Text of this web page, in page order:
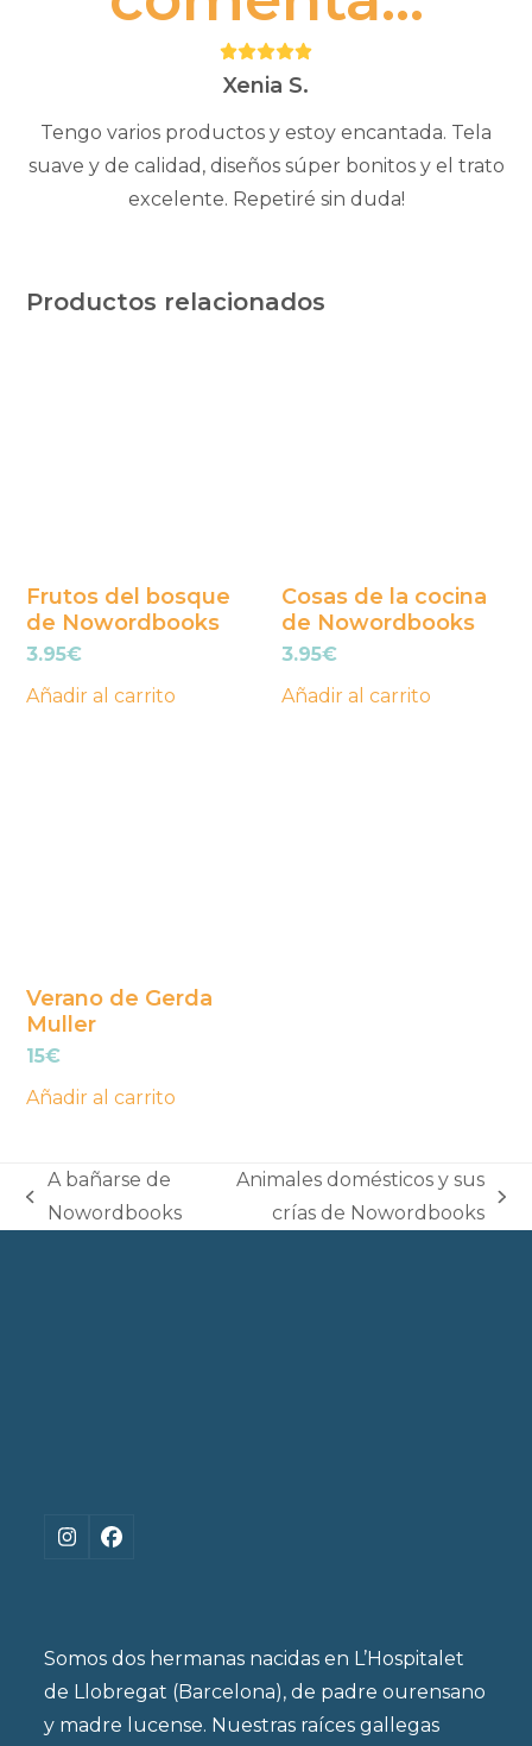
Puntuación:
5Xenia S.
Tengo varios productos y estoy encantada. Tela
suave y de calidad, diseños súper bonitos y el trato
excelente. Repetiré sin duda!
Productos relacionados
Frutos del bosque
de Nowordbooks
3.95€
Añadir al carrito
Cosas de la cocina
de Nowordbooks
3.95€
Añadir al carrito
Verano de Gerda
Muller
15€
Añadir al carrito
previous
A bañarse de
Nowordbooks
Animales domésticos y sus
crías de Nowordbooks
Instagram
Facebook
Somos dos hermanas nacidas en L’Hospitalet
de Llobregat (Barcelona), de padre ourensano
y madre lucense. Nuestras raíces gallegas